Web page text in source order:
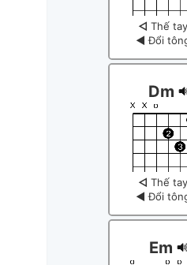
◁ Thế tay
◀ Đổi
Dm
◁ Thế tay
◀ Đổi
Em